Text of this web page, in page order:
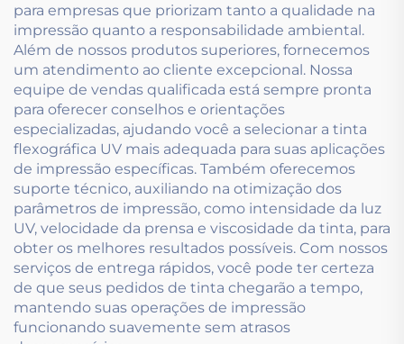
para empresas que priorizam tanto a qualidade na
impressão quanto a responsabilidade ambiental.
Além de nossos produtos superiores, fornecemos
um atendimento ao cliente excepcional. Nossa
equipe de vendas qualificada está sempre pronta
para oferecer conselhos e orientações
especializadas, ajudando você a selecionar a tinta
flexográfica UV mais adequada para suas aplicações
de impressão específicas. Também oferecemos
suporte técnico, auxiliando na otimização dos
parâmetros de impressão, como intensidade da luz
UV, velocidade da prensa e viscosidade da tinta, para
obter os melhores resultados possíveis. Com nossos
serviços de entrega rápidos, você pode ter certeza
de que seus pedidos de tinta chegarão a tempo,
mantendo suas operações de impressão
funcionando suavemente sem atrasos